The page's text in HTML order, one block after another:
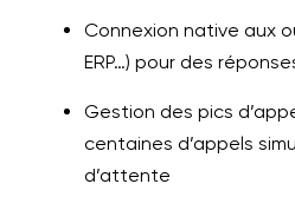
Connexion native aux
ERP…) pour des
Gestion des pics
centaines d’appels
d’attente